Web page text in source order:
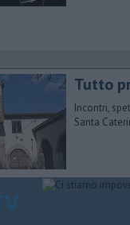
Tutto
Incontri,
Santa